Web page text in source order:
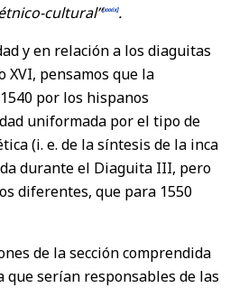
cultural”[xxxix].
y en relación a los diaguitas
pensamos que la
por los hispanos
uniformada por el tipo de
(i. e. de la síntesis de la inca
durante el Diaguita III, pero
diferentes, que para 1550
de la sección comprendida
que serían responsables de las